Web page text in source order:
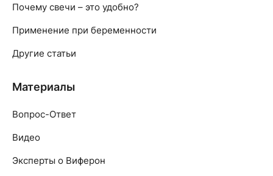
Почему свечи – это удобно?
Применение при беременности
Другие статьи
Материалы
Вопрос-Ответ
Видео
Эксперты о Виферон